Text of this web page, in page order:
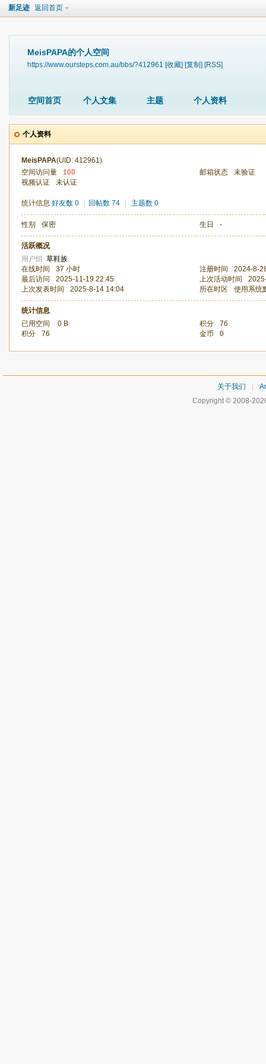
新足迹 返回首页
MeisPAPA的个人空间
https://www.oursteps.com.au/bbs/?412961 [收藏] [复制] [RSS]
空间首页 个人文集 主题 个人资料
个人资料
MeisPAPA(UID: 412961)
空间访问量
100 邮箱状态
未验证
视频认证
未认证
统计信息 好友数 0 回帖数 74 主题数 0
性别 保密 生日 -
活跃概况
用户组 草鞋族
在线时间
37 小时 注册时间
2024-8-
最后访问
2025-11-19 22:45 上次活动时间
上次发表时间
2025-8-14 14:04 所在时区 使用系统
统计信息
已用空间
0 B 积分
76
积分
76 金币 0
关于我们
Copyright © 2008-